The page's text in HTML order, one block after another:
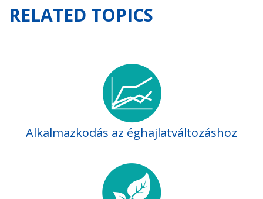
RELATED TOPICS
Alkalmazkodás az éghajlatváltozáshoz